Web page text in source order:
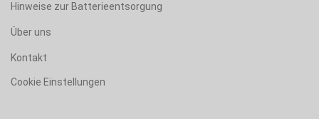
Hinweise zur Batterieentsorgung
Über uns
Kontakt
Cookie Einstellungen